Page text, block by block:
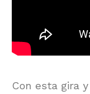
Con esta gira